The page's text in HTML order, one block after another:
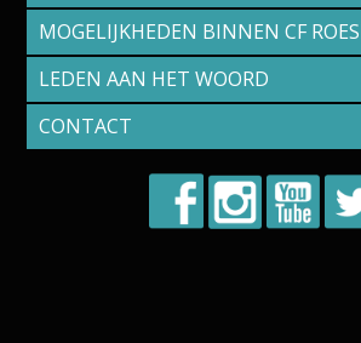
MOGELIJKHEDEN BINNEN CF
LEDEN AAN HET WOORD
CONTACT